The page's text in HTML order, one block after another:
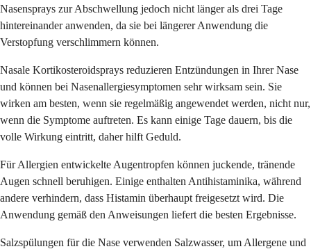
Nasensprays zur Abschwellung jedoch nicht länger als drei Tage
hintereinander anwenden, da sie bei längerer Anwendung die
Verstopfung verschlimmern können.
Nasale Kortikosteroidsprays reduzieren Entzündungen in Ihrer Nase
und können bei Nasenallergiesymptomen sehr wirksam sein. Sie
wirken am besten, wenn sie regelmäßig angewendet werden, nicht nur,
wenn die Symptome auftreten. Es kann einige Tage dauern, bis die
volle Wirkung eintritt, daher hilft Geduld.
Für Allergien entwickelte Augentropfen können juckende, tränende
Augen schnell beruhigen. Einige enthalten Antihistaminika, während
andere verhindern, dass Histamin überhaupt freigesetzt wird. Die
Anwendung gemäß den Anweisungen liefert die besten Ergebnisse.
Salzspülungen für die Nase verwenden Salzwasser, um Allergene und